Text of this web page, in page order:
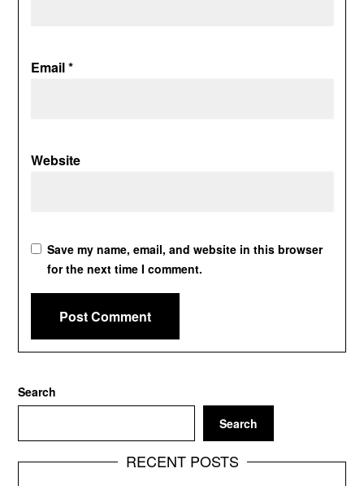
Email*
Website
Save my name, email, and website in this browser
for the next time I comment.
Search
Search
RECENT POSTS